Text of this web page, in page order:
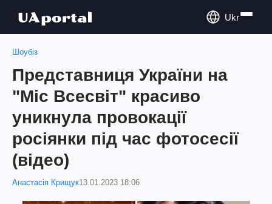
Ukr
Шоубіз
Представниця України на
"Міс Всесвіт" красиво
уникнула провокації
росіянки під час фотосесії
(відео)
Анастасія Крищук13.01.2023 18:06